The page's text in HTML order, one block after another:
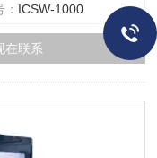
的探究。
ICSW-1000
在联系